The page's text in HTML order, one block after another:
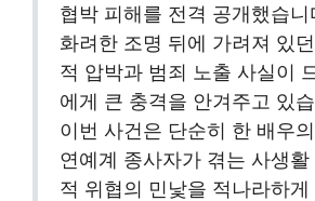
협박 피해를 전격 공개했습니
화려한 조명 뒤에 가려져 있
적 압박과 범죄 노출 사실이
에게 큰 충격을 안겨주고 있
이번 사건은 단순히 한 배우
연예계 종사자가 겪는 사생활
적 위협의 민낯을 적나라하